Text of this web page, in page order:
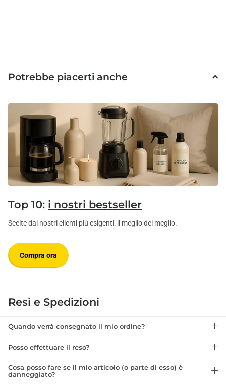
Potrebbe piacerti anche
Top 10: i nostri bestseller
Scelte dai nostri clienti più esigenti: il meglio del meglio.
Compra ora
Resi e Spedizioni
Quando verrà consegnato il mio ordine?
Posso effettuare il reso?
Cosa posso fare se il mio articolo (o parte di esso) è
danneggiato?